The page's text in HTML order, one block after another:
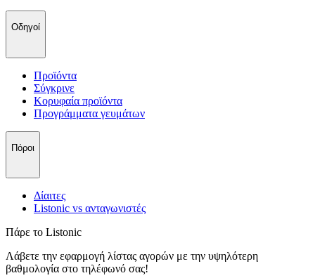
Οδηγοί
Προϊόντα
Σύγκρινε
Κορυφαία προϊόντα
Пρογράμματα γευμάτων
Πόροι
Δίαιτες
Listonic vs ανταγωνιστές
Πάρε το Listonic
Λάβετε την εφαρμογή λίστας αγορών με την υψηλότερη
βαθμολογία στο τηλέφωνό σας!